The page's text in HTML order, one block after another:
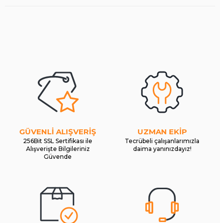
GÜVENLİ ALIŞVERİŞ
256Bit SSL Sertifikası ile
Alışverişte Bilgileriniz
Güvende
UZMAN EKİP
Tecrübeli çalışanlarımızla
daima yanınızdayız!